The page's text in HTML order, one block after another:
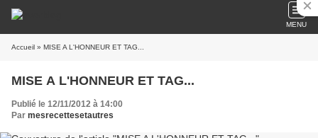
MENU
Accueil » MISE A L'HONNEUR ET TAG...
MISE A L'HONNEUR ET TAG...
Publié le 12/11/2012 à 14:00
Par mesrecettesetautres